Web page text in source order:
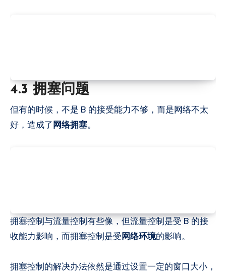
4.3 拥塞问题
但有的时候，不是 B 的接受能力不够，而是网络不太
好，造成了 网络拥塞。
拥塞控制与流量控制有些像，但流量控制是受 B 的接
收能力影响，而拥塞控制是受 网络环境的影响。
拥塞控制的解决办法依然是通过设置一定的窗口大小，